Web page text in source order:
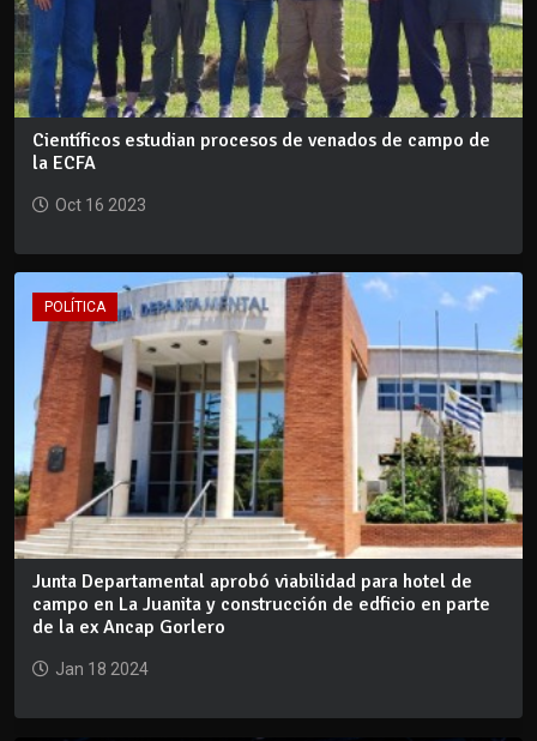
Científicos estudian procesos de venados de campo de
la ECFA
Oct 16 2023
POLÍTICA
Junta Departamental aprobó viabilidad para hotel de
campo en La Juanita y construcción de edficio en parte
de la ex Ancap Gorlero
Jan 18 2024